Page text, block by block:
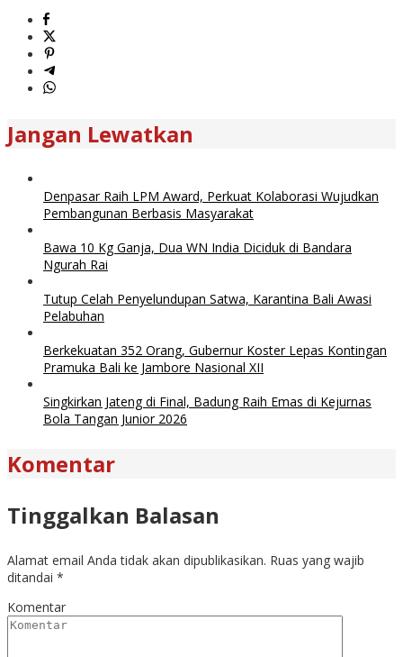
Jangan Lewatkan
Denpasar Raih LPM Award, Perkuat Kolaborasi Wujudkan
Pembangunan Berbasis Masyarakat
Bawa 10 Kg Ganja, Dua WN India Diciduk di Bandara
Ngurah Rai
Tutup Celah Penyelundupan Satwa, Karantina Bali Awasi
Pelabuhan
Berkekuatan 352 Orang, Gubernur Koster Lepas Kontingan
Pramuka Bali ke Jambore Nasional XII
Singkirkan Jateng di Final, Badung Raih Emas di Kejurnas
Bola Tangan Junior 2026
Komentar
Tinggalkan Balasan
Alamat email Anda tidak akan dipublikasikan. Ruas yang wajib
ditandai *
Komentar